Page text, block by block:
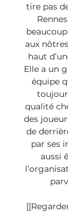
tire pas
aux
haut
Elle a un
équipe
qualité
des
de
par ses
aussi